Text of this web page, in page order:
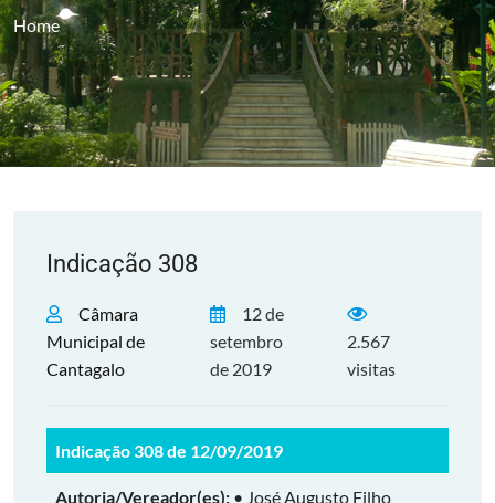
Home
Indicação 308
Câmara
Municipal de
Cantagalo
12 de
setembro
de 2019
2.567
visitas
Indicação 308 de 12/09/2019
Autoria/Vereador(es): • José Augusto Filho